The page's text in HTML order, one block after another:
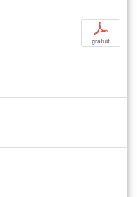
p
gratuit